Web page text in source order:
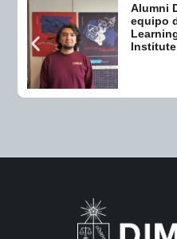
Alumni
equipo